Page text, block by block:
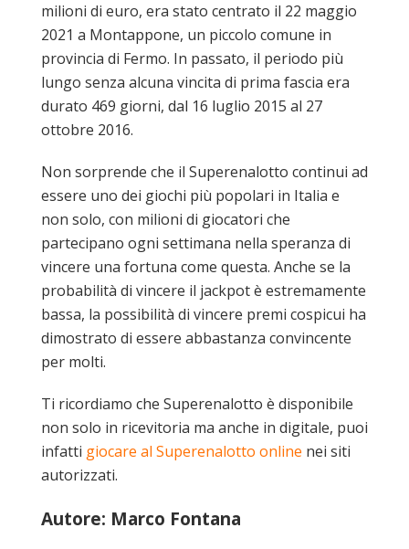
milioni di euro, era stato centrato il 22 maggio
2021 a Montappone, un piccolo comune in
provincia di Fermo. In passato, il periodo più
lungo senza alcuna vincita di prima fascia era
durato 469 giorni, dal 16 luglio 2015 al 27
ottobre 2016.
Non sorprende che il Superenalotto continui ad
essere uno dei giochi più popolari in Italia e
non solo, con milioni di giocatori che
partecipano ogni settimana nella speranza di
vincere una fortuna come questa. Anche se la
probabilità di vincere il jackpot è estremamente
bassa, la possibilità di vincere premi cospicui ha
dimostrato di essere abbastanza convincente
per molti.
Ti ricordiamo che Superenalotto è disponibile
non solo in ricevitoria ma anche in digitale, puoi
infatti giocare al Superenalotto online nei siti
autorizzati.
Autore: Marco Fontana